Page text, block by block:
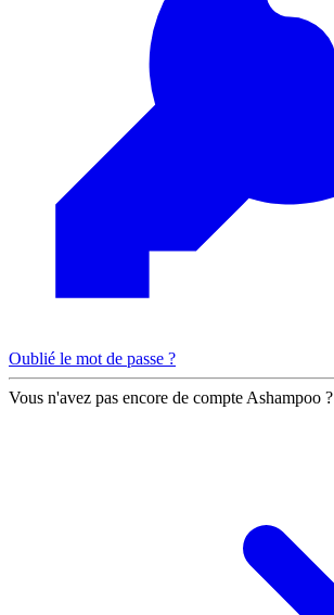
Oublié le mot de passe ?
Vous n'avez pas encore de compte Ashampoo ?